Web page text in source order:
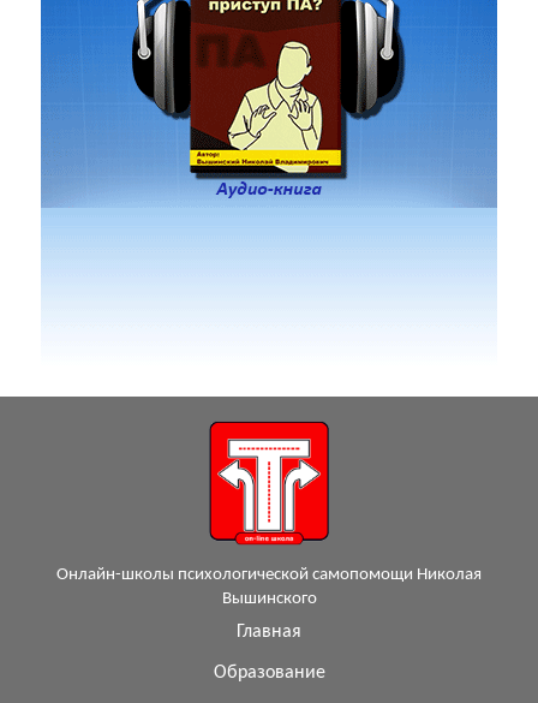
Онлайн-школы психологической самопомощи Николая
Вышинского
Главная
Образование